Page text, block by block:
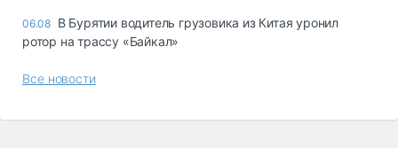
06.08 В Бурятии водитель грузовика из Китая уронил
ротор на трассу «Байкал»
Все новости